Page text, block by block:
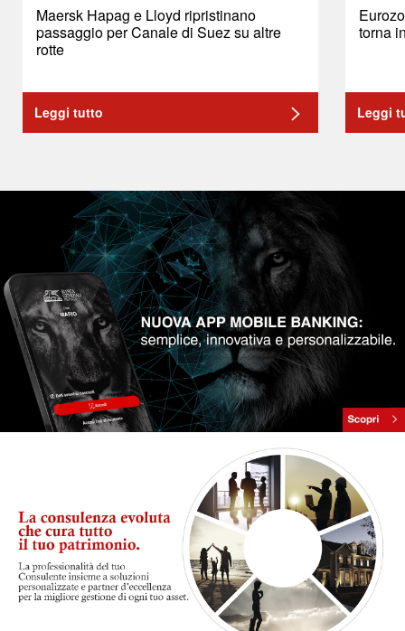
Maersk Hapag e Lloyd ripristinano
passaggio per Canale di Suez su altre
rotte
Leggi tutto
torna
Leggi